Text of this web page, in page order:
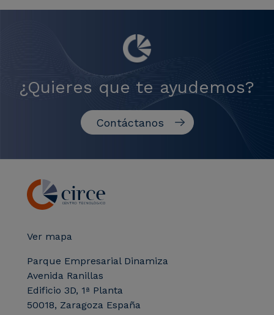
¿Quieres que te ayudemos?
Contáctanos
Ver mapa
Parque Empresarial Dinamiza
Avenida Ranillas
Edificio 3D, 1ª Planta
50018, Zaragoza España